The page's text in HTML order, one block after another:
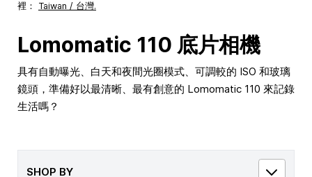
裡： Taiwan / 台灣.
Lomomatic 110 底片相機
具有自動曝光、白天和夜間光圈模式、可調較的 ISO 和玻璃
鏡頭，準備好以最清晰、最有創意的 Lomomatic 110 來記錄
生活嗎？
SHOP BY